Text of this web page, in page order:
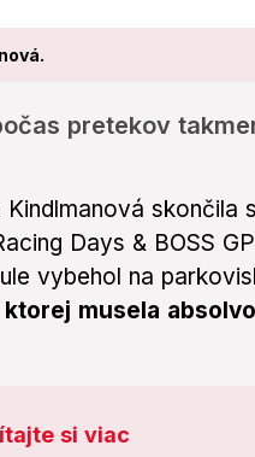
pretekov
skončila
Days & BOSS
vybehol na
musela
si viac